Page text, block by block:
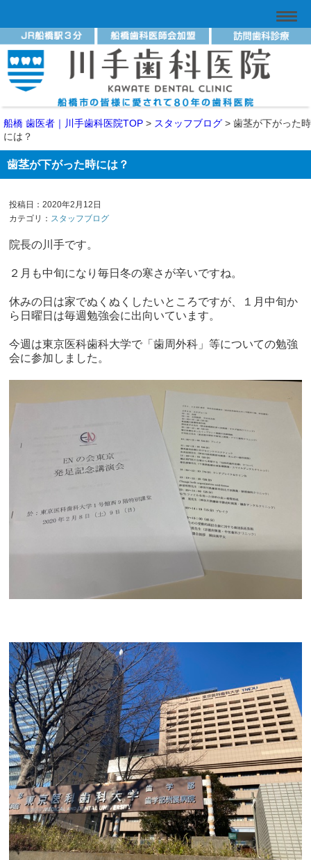
船橋 歯医者｜川手歯科医院TOP > スタッフブログ > 歯茎が下がった時
には？
歯茎が下がった時には？
投稿日：2020年2月12日
カテゴリ： スタッフブログ
院長の川手です。
２月も中旬になり毎日冬の寒さが辛いですね。
休みの日は家でぬくぬくしたいところですが、１月中旬か
ら日曜日は毎週勉強会に出向いています。
今週は東京医科歯科大学で「歯周外科」等についての勉強
会に参加しました。